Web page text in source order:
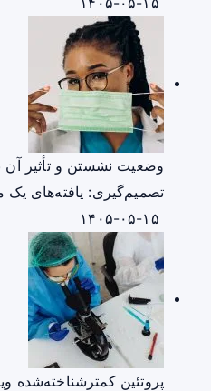
وضعیت نشستن و تأثیر آن
تصمیم‌گیری: یافته‌های یک
پروتئین کمترشناخته‌شده